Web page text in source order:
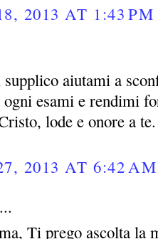
2013 AT 1:43 PM
aiutami a
ogni esami e rendimi
lode e onore a te.
2013 AT 6:42 AM
Ti prego ascolta la